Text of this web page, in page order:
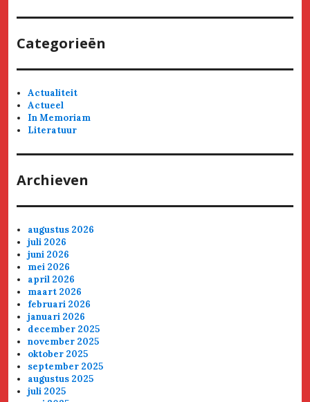
Categorieën
Actualiteit
Actueel
In Memoriam
Literatuur
Archieven
augustus 2026
juli 2026
juni 2026
mei 2026
april 2026
maart 2026
februari 2026
januari 2026
december 2025
november 2025
oktober 2025
september 2025
augustus 2025
juli 2025